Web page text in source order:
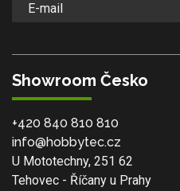
Showroom Česko
+420 840 810 810
info@hobbytec.cz
U Mototechny, 251 62
Tehovec - Říčany u Prahy